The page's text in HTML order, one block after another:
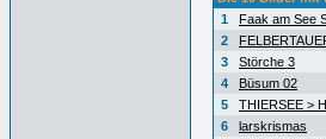
1
Faak am See
2
3
Störche 3
4
Büsum 02
5
THIERSEE >
6
larskrismas